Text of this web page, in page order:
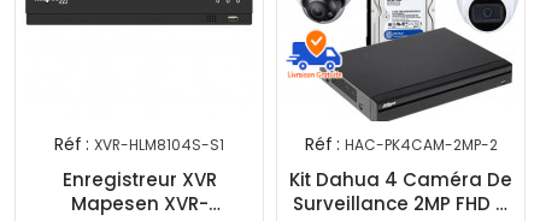
Réf : XVR-HLM8104S-S1
Enregistreur XVR
Mapesen XVR-
Réf : HAC-PK4CAM-2MP-2
Kit Dahua 4 Caméra De
Surveillance 2MP FHD +